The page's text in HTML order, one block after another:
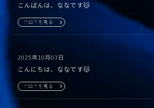
こんばんは、ななです😽
ブログを見る
2025年10月03日
こんにちは、ななです😽
ブログを見る